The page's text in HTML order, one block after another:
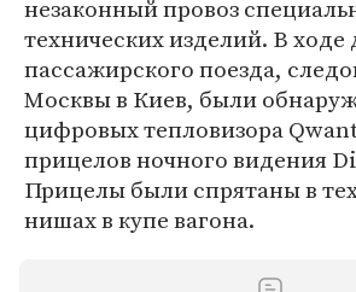
незаконный провоз
технических изделий. В ходе
пассажирского поезда,
Москвы в Киев, были
цифровых тепловизора
прицелов ночного видения
Прицелы были спрятаны в
нишах в купе вагона.